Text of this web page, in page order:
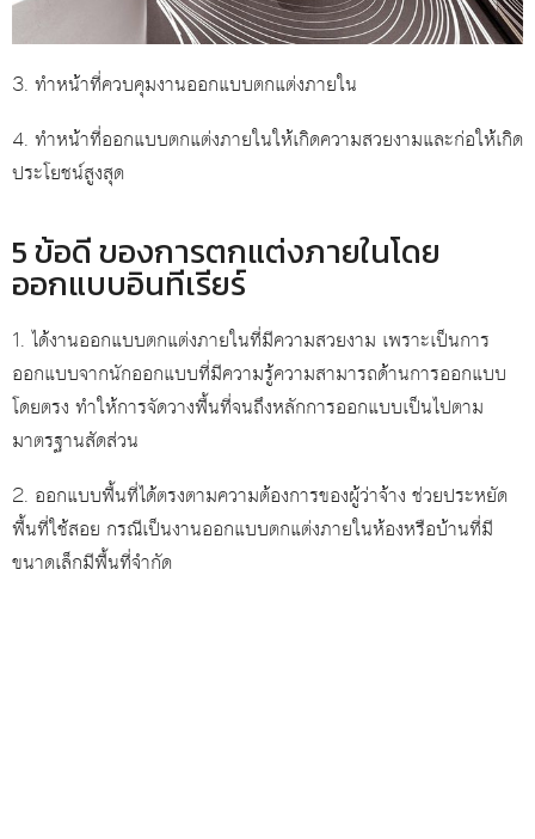
3. ทำหน้าที่ควบคุมงานออกแบบตกแต่งภายใน
4. ทำหน้าที่ออกแบบตกแต่งภายในให้เกิดความสวยงามและก่อให้เกิด
ประโยชน์สูงสุด
5 ข้อดี ของการตกแต่งภายในโดย
ออกแบบอินทีเรียร์
1. ได้งานออกแบบตกแต่งภายในที่มีความสวยงาม เพราะเป็นการ
ออกแบบจากนักออกแบบที่มีความรู้ความสามารถด้านการออกแบบ
โดยตรง ทำให้การจัดวางพื้นที่จนถึงหลักการออกแบบเป็นไปตาม
มาตรฐานสัดส่วน
2. ออกแบบพื้นที่ได้ตรงตามความต้องการของผู้ว่าจ้าง ช่วยประหยัด
พื้นที่ใช้สอย กรณีเป็นงานออกแบบตกแต่งภายในห้องหรือบ้านที่มี
ขนาดเล็กมีพื้นที่จำกัด